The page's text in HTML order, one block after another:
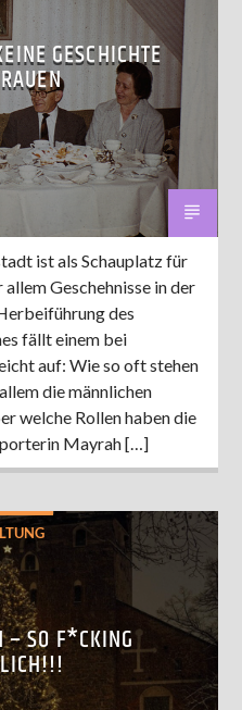
GESCHICHTE
ist als Schauplatz für
Geschehnisse in der
des
fällt einem bei
auf: Wie so oft stehen
die männlichen
welche Rollen haben die
Mayrah […]
– SO F*CKING